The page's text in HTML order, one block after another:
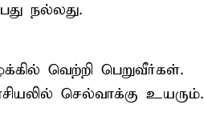
நல்லது.
வெற்றி பெறுவீர்கள்.
செல்வாக்கு உயரும்.